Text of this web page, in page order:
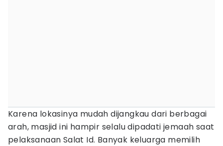
Karena lokasinya mudah dijangkau dari berbagai
arah, masjid ini hampir selalu dipadati jemaah saat
pelaksanaan Salat Id. Banyak keluarga memilih